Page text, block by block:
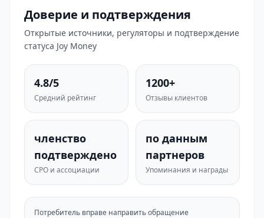
Доверие и подтверждения
Открытые источники, регуляторы и подтверждение
статуса Joy Money
4.8/5
Средний рейтинг
1200+
Отзывы клиентов
членство
подтверждено
СРО и ассоциации
по данным
партнеров
Упоминания и награды
Потребитель вправе направить обращение